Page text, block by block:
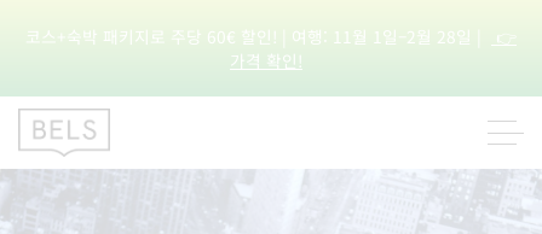
코스+숙박 패키지로 주당 60€ 할인! | 여행: 11월 1일–2월 28일 |
👉
가격 확인!